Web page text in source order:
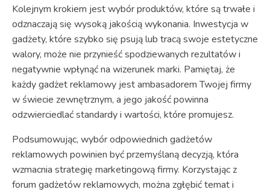
Kolejnym krokiem jest wybór produktów, które są trwałe i
odznaczają się wysoką jakością wykonania. Inwestycja w
gadżety, które szybko się psują lub tracą swoje estetyczne
walory, może nie przynieść spodziewanych rezultatów i
negatywnie wpłynąć na wizerunek marki. Pamiętaj, że
każdy gadżet reklamowy jest ambasadorem Twojej firmy
w świecie zewnętrznym, a jego jakość powinna
odzwierciedlać standardy i wartości, które promujesz.
Podsumowując, wybór odpowiednich gadżetów
reklamowych powinien być przemyślaną decyzją, która
wzmacnia strategię marketingową firmy. Korzystając z
forum gadżetów reklamowych, można zgłębić temat i